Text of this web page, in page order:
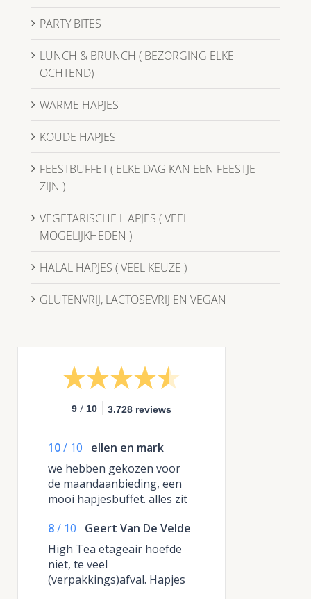
PARTY BITES
LUNCH & BRUNCH ( BEZORGING ELKE
OCHTEND)
WARME HAPJES
KOUDE HAPJES
FEESTBUFFET ( ELKE DAG KAN EEN FEESTJE
ZIJN )
VEGETARISCHE HAPJES ( VEEL
MOGELIJKHEDEN )
HALAL HAPJES ( VEEL KEUZE )
GLUTENVRIJ, LACTOSEVRIJ EN VEGAN
9 / 10 3.728 reviews
10/ 10
ellen en mark
we hebben gekozen voor
de maandaanbieding, een
mooi hapjesbuffet. alles zit
het meegeleverde
kartonnen plateau en je
hebt in een handomdraai
een compleet buffet, de
pannen hebben ze weer
8/ 10
Geert Van De Velde
High Tea etageair hoefde
niet, te veel
(verpakkings)afval. Hapjes